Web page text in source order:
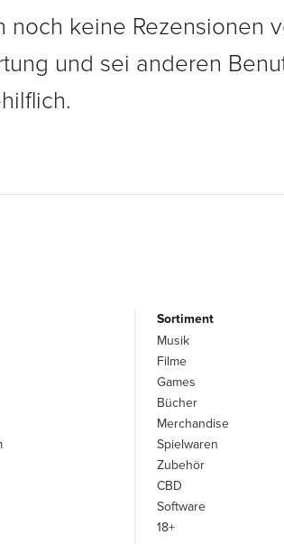
keine Rezensionen
und sei anderen
Sortiment
Musik
Filme
Games
Bücher
Merchandise
Spielwaren
Zubehör
CBD
Software
18+